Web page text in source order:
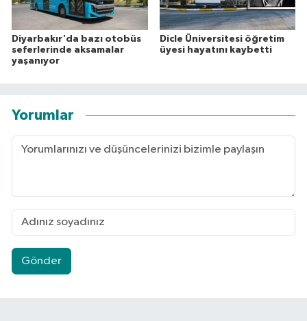
Diyarbakır'da bazı otobüs
seferlerinde aksamalar
yaşanıyor
Dicle Üniversitesi öğretim
üyesi hayatını kaybetti
Yorumlar
Gönder